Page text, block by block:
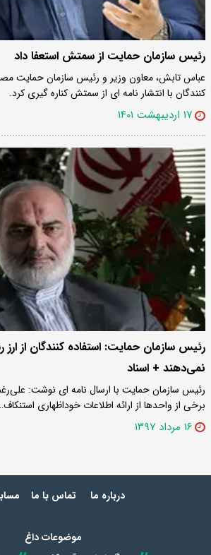
رئیس سازمان حمایت از سمتش استعفا داد
عباس تابش، معاون وزیر و رئیس سازمان حمایت
کنندگان با انتشار نامه ای از سمتش کناره گیری کرد.
۱۷ اردیبهشت ۱۴۰۱
رئیس سازمان حمایت: استفاده کنندگان از
نمی‌دهند + اسناد
رئیس سازمان حمایت با ارسال نامه ای نوشت:
برخی از واحدها از ارائه اطلاعات خوداظهاری
۱۶ مرداد ۱۳۹۷
درباره ما تماس با ما
موضوعات داغ